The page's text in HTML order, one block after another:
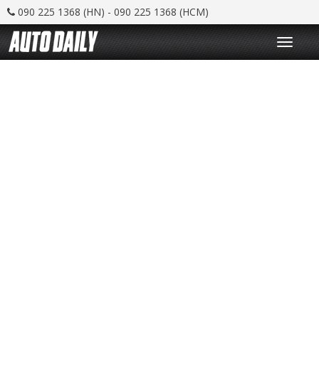
090 225 1368 (HN) - 090 225 1368 (HCM)
T
o
g